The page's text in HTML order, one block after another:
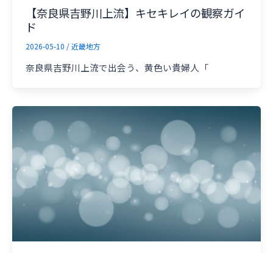
【奈良県吉野川上流】キセキレイの観察ガイ
ド
2026-05-10 /近畿地方
奈良県吉野川上流で出会う、黄色い貴婦人「